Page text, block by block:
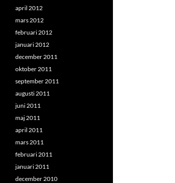
april 2012
mars 2012
februari 2012
januari 2012
december 2011
oktober 2011
september 2011
augusti 2011
juni 2011
maj 2011
april 2011
mars 2011
februari 2011
januari 2011
december 2010